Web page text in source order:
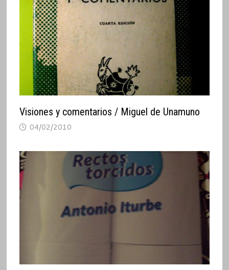
Visiones y comentarios / Miguel de Unamuno
04/02/2010